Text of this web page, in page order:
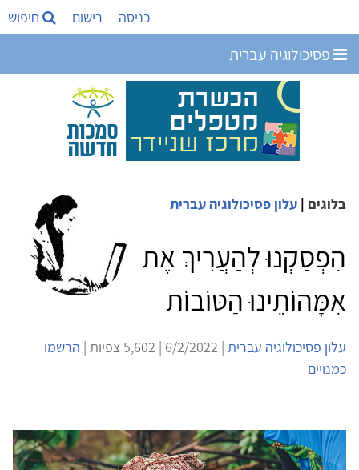
כניסה רישום חיפוש
פסיכולוגיה עברית
בלוגים | עלון פסיכולוגיה עברית
הִפְסַקְנוּ לְהַעֲרִיךְ אֶת
אִמָּהוֹתֵינוּ הַטּוֹבוֹת
עלון פסיכולוגיה עברית | 6/2/2022 | 5,602 צפיות |
הרשמו
כמנויים